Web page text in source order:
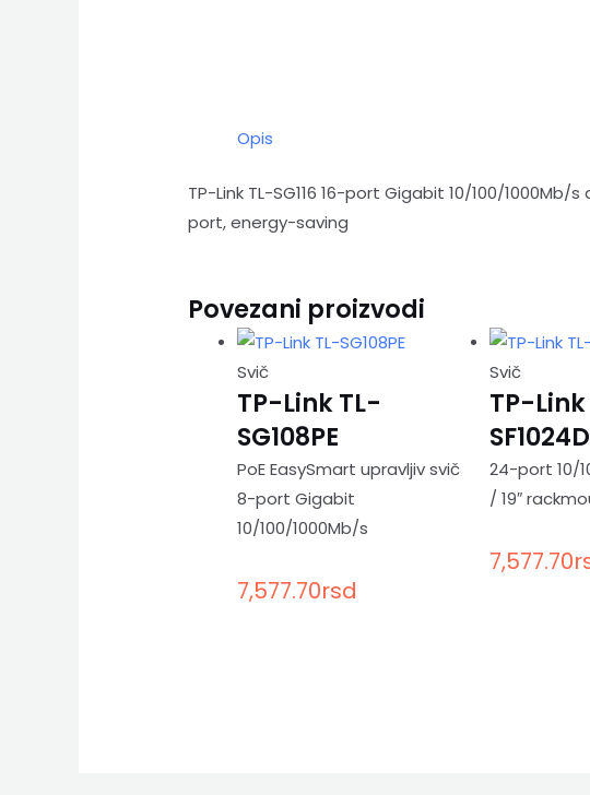
Opis
TP-Link TL-SG116 16-port Gigabit 10/100/
port, energy-saving
Povezani proizvodi
Svič
TP-Link TL-
SG108PE
PoE EasySmart upravljiv svič
8-port Gigabit
10/100/1000Mb/s
7,577.70rsd
Svič
TP-
SF1024D
24-port 10/
/ 19″
7,577.70